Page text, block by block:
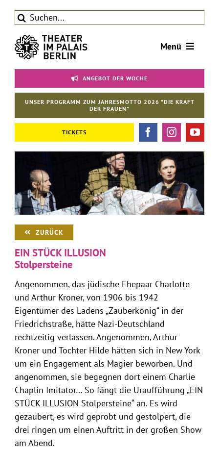
Inhalt
springen
Suche
Menü
Tickets
Theater
ANGEBOT DER WOCHE
UNSER PROGRAMM ZUM JAHRESMOTTO 2026 "DIE KRAFT
DER FRAUEN"
TICKETS
ZURÜCK
EIN STÜCK ILLUSION
Stolpersteine
Angenommen, das jüdische Ehepaar Charlotte
und Arthur Kroner, von 1906 bis 1942
Eigentümer des Ladens „Zauberkönig“ in der
Friedrichstraße, hätte Nazi-Deutschland
rechtzeitig verlassen. Angenommen, Arthur
Kroner und Tochter Hilde hätten sich in New York
um ein Engagement als Magier beworben. Und
angenommen, sie begegnen dort einem Charlie
Chaplin Imitator… So fängt die Uraufführung „EIN
STÜCK ILLUSION Stolpersteine“ an. Es wird
gezaubert, es wird geprobt und gestolpert, die
drei ringen um einen Auftritt in der großen Show
am Abend.